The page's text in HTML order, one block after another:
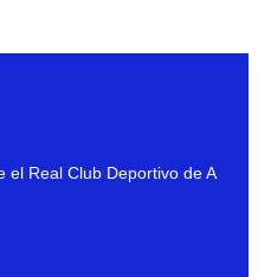
el Real Club Deportivo de A